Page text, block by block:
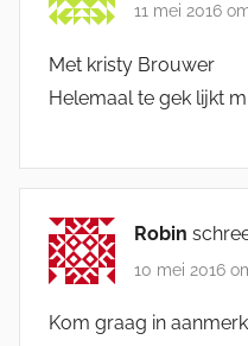
11 mei 2016
Met kristy Brouwer
Helemaal te gek lijkt
Robin
10 mei 2016
Kom graag in